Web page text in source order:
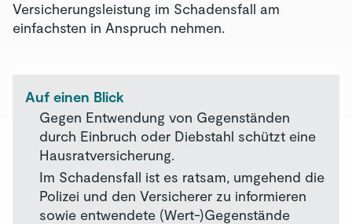
Versicherungsleistung im Schadensfall am
einfachsten in Anspruch nehmen.
Auf einen Blick
Gegen Entwendung von Gegenständen
durch Einbruch oder Diebstahl schützt eine
Hausratversicherung.
Im Schadensfall ist es ratsam, umgehend die
Polizei und den Versicherer zu informieren
sowie entwendete (Wert-)Gegenstände